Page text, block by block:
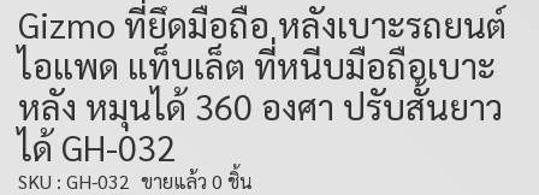
Gizmo ที่ยึดมือถือ หลังเบาะรถยนต์
ไอแพด แท็บเล็ต ที่หนีบมือถือเบาะ
หลัง หมุนได้ 360 องศา ปรับสั้นยาว
ได้ GH-032
SKU : GH-032 ขายแล้ว 0 ชิ้น